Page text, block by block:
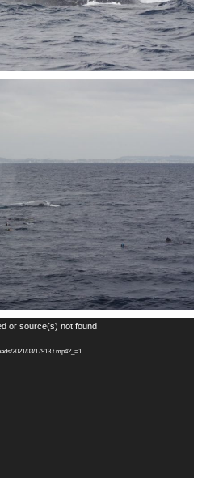
or source(s) not found
2021/03/17913.t.mp4?_=1